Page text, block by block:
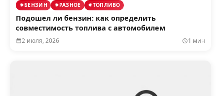
БЕНЗИН РАЗНОЕ ТОПЛИВО
Подошел ли бензин: как определить
совместимость топлива с автомобилем
2 июля, 2026 1 мин